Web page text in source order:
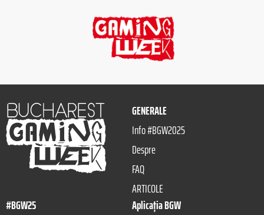
GENERALE
Info #BGW2025
Despre
FAQ
ARTICOLE
#BGW25
Aplicația BGW